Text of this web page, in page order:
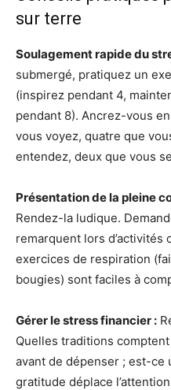
sur terre
Soulagement rapide du
submergé, pratiquez un
(inspirez pendant 4,
pendant 8). Ancrez-vous
vous voyez, quatre que
entendez, deux que vous
Présentation de la pleine
Rendez-la ludique.
remarquent lors d’activités
exercices de respiration
bougies) sont faciles à
Gérer le stress financier :
Quelles traditions
avant de dépenser ; est-ce
gratitude déplace